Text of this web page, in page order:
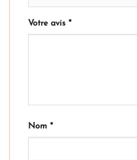
Votre avis *
Nom *